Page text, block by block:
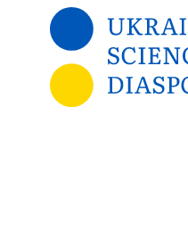
Перейти до основного вмісту